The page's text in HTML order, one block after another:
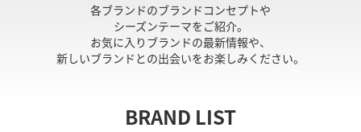
各ブランドのブランドコンセプトや
シーズンテーマをご紹介。
お気に入りブランドの最新情報や、
新しいブランドとの出会いをお楽しみください。
BRAND LIST